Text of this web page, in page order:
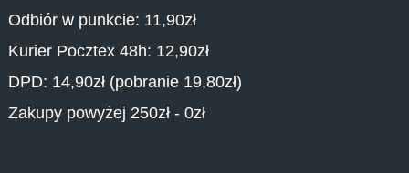
Odbiór w punkcie: 11,90zł
Kurier Pocztex 48h: 12,90zł
DPD: 14,90zł (pobranie 19,80zł)
Zakupy powyżej 250zł - 0zł